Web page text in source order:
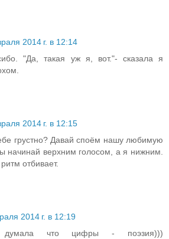
2014 г. в 12:14
"Да, такая уж я, вот."- сказала я
2014 г. в 12:15
грустно? Давай споём нашу любимую
начинай верхним голосом, а я нижним.
отбивает.
2014 г. в 12:19
думала что цифры - поэзия)))